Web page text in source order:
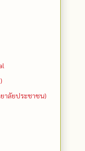
าลัยประชาชน)